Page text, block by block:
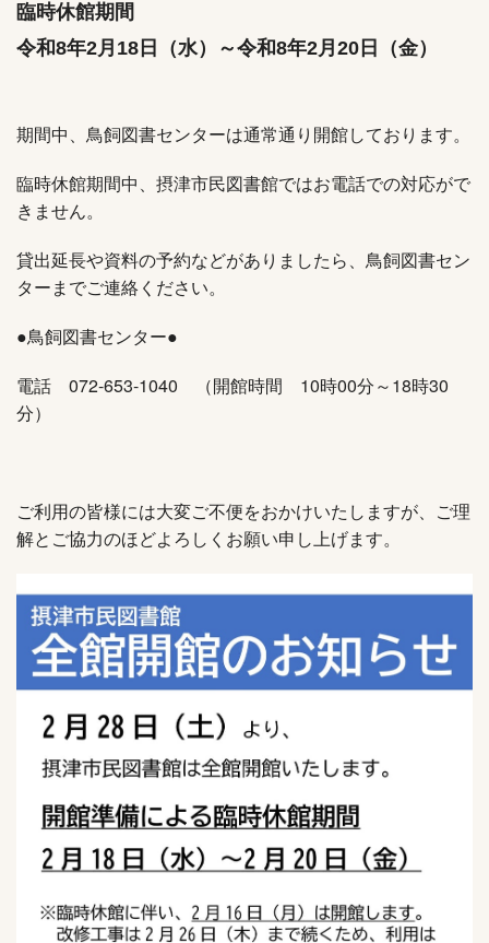
臨時休館期間
令和8年2月18日（水）～令和8年2月20日（金）
期間中、鳥飼図書センターは通常通り開館しております。
臨時休館期間中、摂津市民図書館ではお電話での対応がで
きません。
貸出延長や資料の予約などがありましたら、鳥飼図書セン
ターまでご連絡ください。
●鳥飼図書センター●
電話 072-653-1040 （開館時間 10時00分～18時30
分）
ご利用の皆様には大変ご不便をおかけいたしますが、ご理
解とご協力のほどよろしくお願い申し上げます。